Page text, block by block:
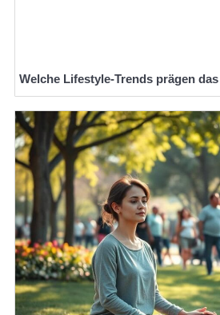
Welche Lifestyle-Trends prägen